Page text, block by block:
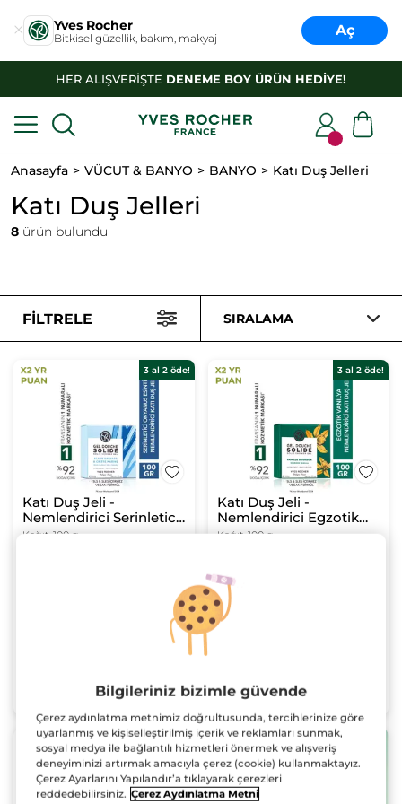
Yves Rocher
Bitkisel güzellik, bakım, makyaj Aç
HER ALIŞVERİŞTE DENEME BOY ÜRÜN HEDİYE!
Anasayfa VÜCUT & BANYO BANYO Katı Duş Jelleri
Katı Duş Jelleri
8 ürün bulundu
FILTRELE SIRALAMA
3 al 2 öde!
Katı Duş Jeli -
Nemlendirici Serinletici
Okyanus Esintisi-
Kağıt 100 g
SEPETE EKLE
3 al 2 öde!
Katı Duş Jeli -
Nemlendirici Egzotik
Vanilya-SLS,SLES
Kağıt 100 g
639.90 TL
SEPETE EKLE
2 adet ve üzeri %50
indirim!
Bilgileriniz bizimle güvende
Çerez aydınlatma metnimiz doğrultusunda, tercihlerinize göre
uyarlanmış ve kişiselleştirilmiş içerik ve reklamları sunmak,
sosyal medya ile bağlantılı hizmetleri önermek ve alışveriş
deneyiminizi artırmak amacıyla çerez (cookie) kullanmaktayız.
Çerez Ayarlarını Yapılandır’a tıklayarak çerezleri
reddedebilirsiniz. Çerez Aydınlatma Metni